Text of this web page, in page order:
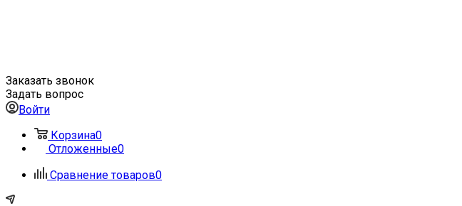
Заказать звонок
Задать вопрос
Войти
Корзина0
Отложенные0
Сравнение товаров0